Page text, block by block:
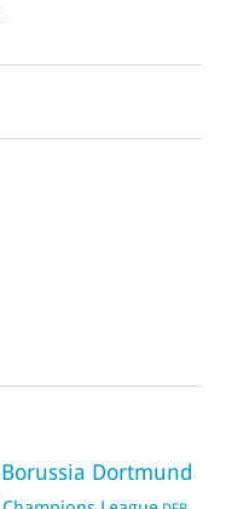
Borussia Dortmund